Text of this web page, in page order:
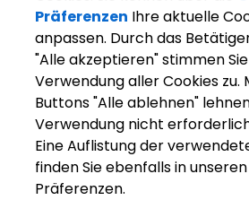
Präferenzen Ihre aktuelle
anpassen. Durch das
"Alle akzeptieren" stimmen
Verwendung aller Cookies zu.
Buttons "Alle ablehnen"
Verwendung nicht
Eine Auflistung der
finden Sie ebenfalls in
Präferenzen.